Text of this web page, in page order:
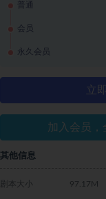
普通
会员
永久会员
立
加入会员，
其他信息
剧本大小 97.17M